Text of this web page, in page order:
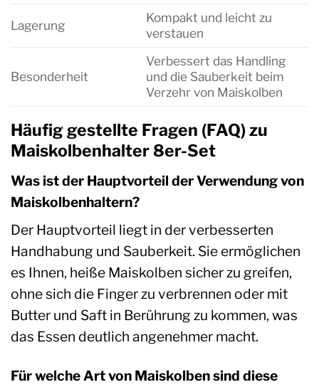
Lagerung
Kompakt und leicht zu
verstauen
Besonderheit
Verbessert das Handling
und die Sauberkeit beim
Verzehr von Maiskolben
Häufig gestellte Fragen (FAQ) zu
Maiskolbenhalter 8er-Set
Was ist der Hauptvorteil der Verwendung von
Maiskolbenhaltern?
Der Hauptvorteil liegt in der verbesserten
Handhabung und Sauberkeit. Sie ermöglichen
es Ihnen, heiße Maiskolben sicher zu greifen,
ohne sich die Finger zu verbrennen oder mit
Butter und Saft in Berührung zu kommen, was
das Essen deutlich angenehmer macht.
Für welche Art von Maiskolben sind diese